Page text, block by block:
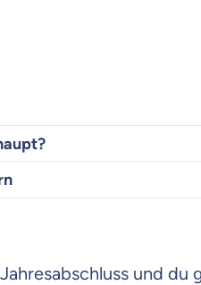
und du